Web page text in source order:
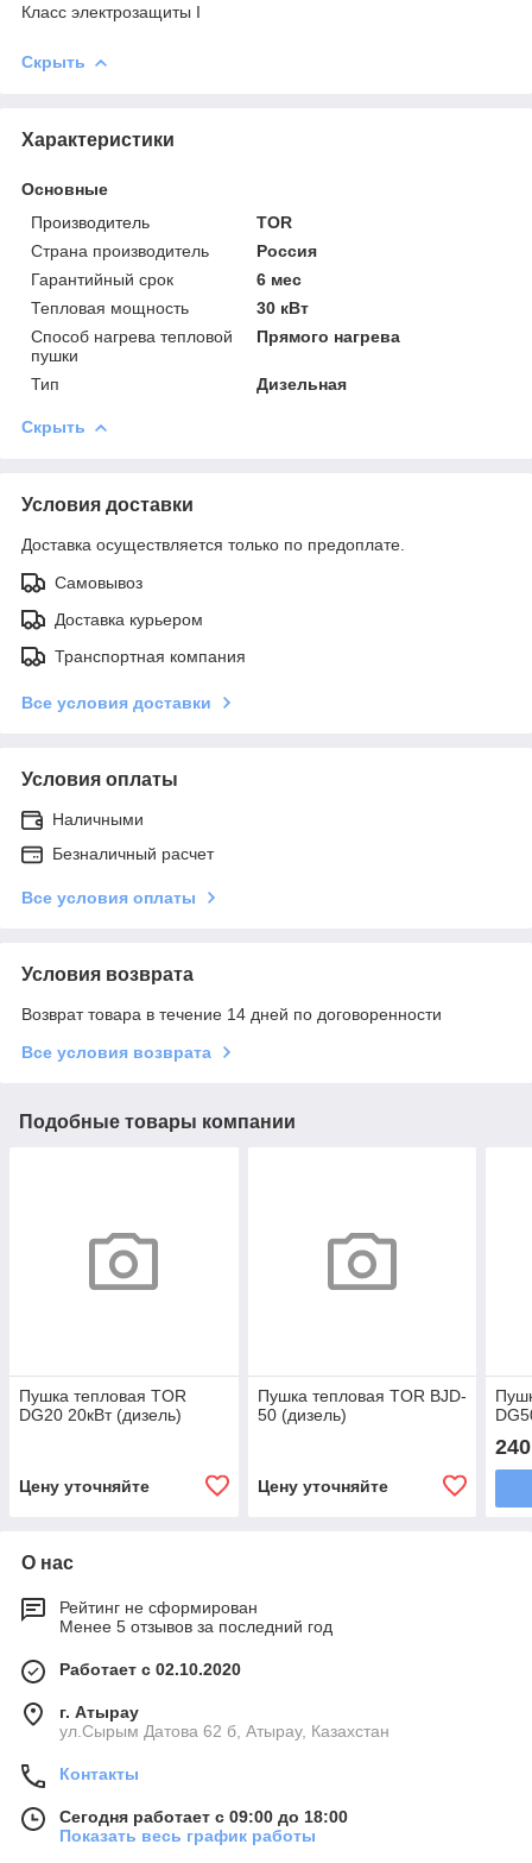
Класс электрозащиты I
Скрыть
Характеристики
Основные
Производитель
TOR
Страна производитель
Россия
Гарантийный срок
6 мес
Тепловая мощность
30 кВт
Способ нагрева тепловой
пушки
Прямого нагрева
Тип Дизельная
Скрыть
Условия доставки
Доставка осуществляется только по предоплате.
Самовывоз
Доставка курьером
Транспортная компания
Все условия доставки
Условия оплаты
Наличными
Безналичный расчет
Все условия оплаты
Условия возврата
Возврат товара в течение 14 дней по договоренности
Все условия возврата
Подобные товары компании
Пушка тепловая TOR
DG20 20кВт (дизель)
Цену уточняйте
Пушка тепловая TOR BJD-
50 (дизель)
Цену уточняйте
О нас
Рейтинг не сформирован
Менее 5 отзывов за последний год
Работает с 02.10.2020
г. Атырау
ул.Сырым Датова 62 б, Атырау, Казахстан
Контакты
Сегодня работает с 09:00 до 18:00
Показать весь график работы